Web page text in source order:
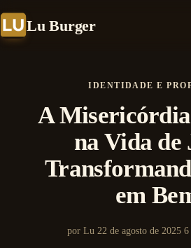
Lu Burger
IDENTIDADE E
A Misericórdia
na Vida de
em
por Lu 22 de agosto de 2025 6